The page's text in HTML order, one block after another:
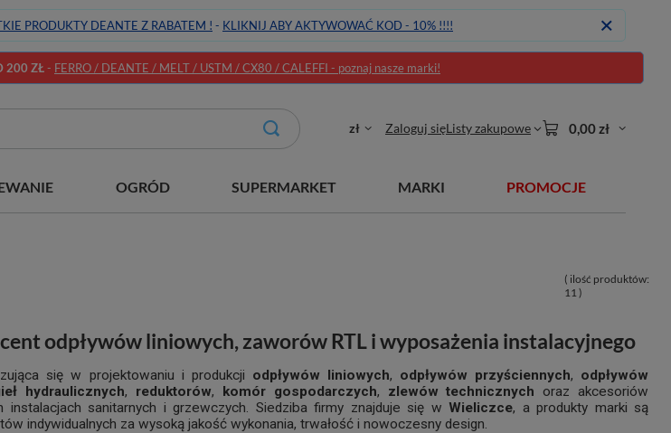
PRODUKTY DEANTE Z RABATEM ! - KLIKNIJ ABY AKTYWOWAĆ KOD - 10% !!!!
200 ZŁ- FERRO / DEANTE / MELT / USTM / CX80 / CALEFFI - poznaj nasze marki!
zł Zaloguj sięListy zakupowe 0,00 zł
OGRÓD SUPERMARKET MARKI PROMOCJE
( ilość produktów:
11 )
odpływów liniowych, zaworów RTL i wyposażenia instalacyjnego
się w projektowaniu i produkcji odpływów liniowych, odpływów przyściennych, odpływów
hydraulicznych, reduktorów, komór gospodarczych, zlewów technicznych oraz akcesoriów
instalacjach sanitarnych i grzewczych. Siedziba firmy znajduje się w Wieliczce, a produkty marki są
indywidualnych za wysoką jakość wykonania, trwałość i nowoczesny design.